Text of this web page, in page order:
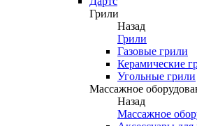
Грили
Назад
Грили
Газовые грили
Керамические
Угольные грили
Массажное
Назад
Массажное